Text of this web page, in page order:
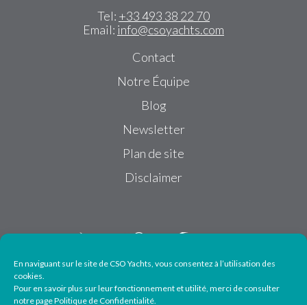
En naviguant sur le site de CSO Yachts, vous consentez à l’utilisation des
cookies.
Pour en savoir plus sur leur fonctionnement et utilité, merci de consulter
notre page Politique de Confidentialité.
Tel: +33 493 38 22 70
Email: info@csoyachts.com
Contact
Notre Équipe
Blog
Newsletter
Plan de site
Disclaimer
Suivez-nous